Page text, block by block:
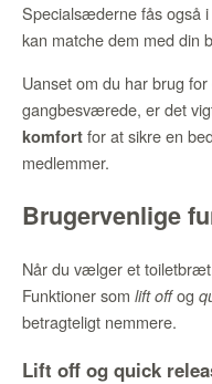
Specialsæderne fås også
kan matche dem med din
Uanset om du har brug for
gangbesværede, er det
komfort for at sikre en
medlemmer.
Brugervenlige
Når du vælger et
Funktioner som lift offog
betragteligt nemmere.
Lift off og quick